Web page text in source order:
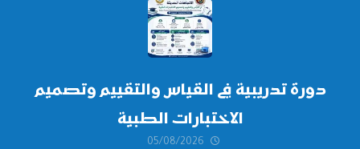
دورة تدريبية في القياس والتقييم وتصميم
الاختبارات الطبية
05/08/2026